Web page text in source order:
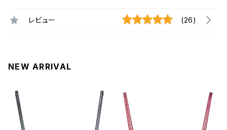
レビュー (26)
NEW ARRIVAL